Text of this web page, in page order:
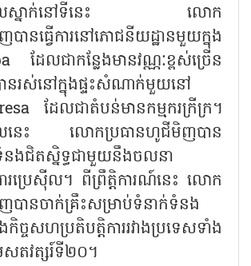
េលស្នាក់នៅទីនេះ លោក
ានធ្វើការនៅភោជនីយដ្ឋានមួយក្នុង
ែលជាកន្លែងមានវណ្ណៈខ្ពស់ច្រើន
រស់នៅក្នុងផ្ទះសំណាក់មួយនៅ
ដែលជាតំបន់មានកម្មករក្រីក្រ។
លនេះ លោកប្រធានហូជីមិញបាន
នងជិតស្និទ្ធជាមួយនឹងចលនា
រប្រេស៊ីល។ ពីព្រឹត្តិការណ៍នេះ លោក
ានចាក់គ្រឹះសម្រាប់ទំនាក់ទំនង
ចសហប្រតិបត្តិការរវាងប្រទេសទាំង
សតវត្សរ៍ទី២០។